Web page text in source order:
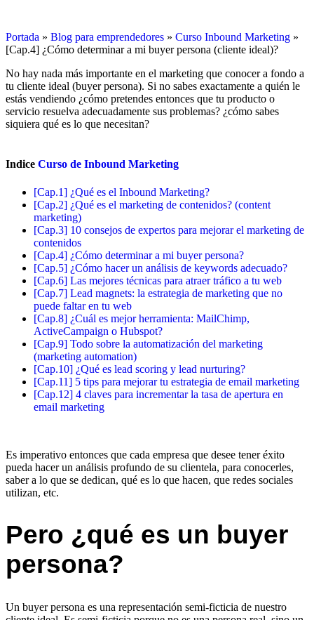
Portada » Blog para emprendedores » Curso Inbound Marketing »
[Cap.4] ¿Cómo determinar a mi buyer persona (cliente ideal)?
No hay nada más importante en el marketing que conocer a fondo a
tu cliente ideal (buyer persona). Si no sabes exactamente a quién le
estás vendiendo ¿cómo pretendes entonces que tu producto o
servicio resuelva adecuadamente sus problemas? ¿cómo sabes
siquiera qué es lo que necesitan?
Indice Curso de Inbound Marketing
[Cap.1] ¿Qué es el Inbound Marketing?
[Cap.2] ¿Qué es el marketing de contenidos? (content
marketing)
[Cap.3] 10 consejos de expertos para mejorar el marketing de
contenidos
[Cap.4] ¿Cómo determinar a mi buyer persona?
[Cap.5] ¿Cómo hacer un análisis de keywords adecuado?
[Cap.6] Las mejores técnicas para atraer tráfico a tu web
[Cap.7] Lead magnets: la estrategia de marketing que no
puede faltar en tu web
[Cap.8] ¿Cuál es mejor herramienta: MailChimp,
ActiveCampaign o Hubspot?
[Cap.9] Todo sobre la automatización del marketing
(marketing automation)
[Cap.10] ¿Qué es lead scoring y lead nurturing?
[Cap.11] 5 tips para mejorar tu estrategia de email marketing
[Cap.12] 4 claves para incrementar la tasa de apertura en
email marketing
Es imperativo entonces que cada empresa que desee tener éxito
pueda hacer un análisis profundo de su clientela, para conocerles,
saber a lo que se dedican, qué es lo que hacen, que redes sociales
utilizan, etc.
Pero ¿qué es un buyer
persona?
Un buyer persona es una representación semi-ficticia de nuestro